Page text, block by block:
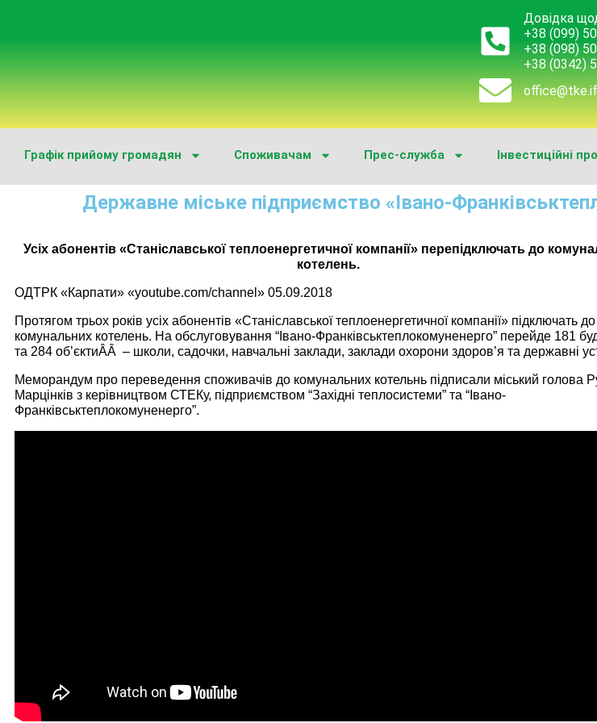
Довідка
+38 (099)
+38 (098)
+38 (0342)
Графік прийому громадян Споживачам Прес-служба Інвестиційні
Державне міське підприємство «Івано-
Усіх абонентів «Станіславської теплоенергетичної компанії» перепідключать до
котелень.
ОДТРК «Карпати» «youtube.com/channel» 05.09.2018
Протягом трьох років усіх абонентів «Станіславської теплоенергетичної компанії» підключать до
комунальних котелень. На обслуговування “Івано-Франківськтеплокомуненерго” перейде 181
та 284 об’єктиÂÂ – школи, садочки, навчальні заклади, заклади охорони здоров’я та державні
Меморандум про переведення споживачів до комунальних котельнь підписали міський голова
Марцінків з керівництвом СТЕКу, підприємством “Західні теплосистеми” та “Івано-
Франківськтеплокомуненерго”.